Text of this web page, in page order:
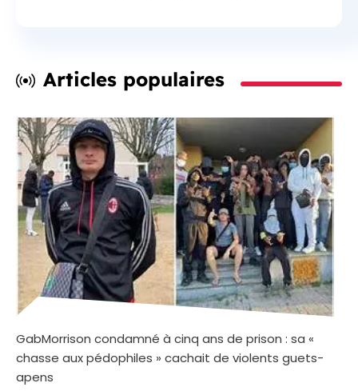
Articles populaires
GabMorrison condamné à cinq ans de prison : sa «
chasse aux pédophiles » cachait de violents guets-
apens